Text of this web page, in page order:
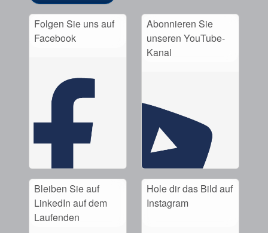
Folgen Sie uns auf
Facebook
Abonnieren Sie
unseren YouTube-
Kanal
Bleiben Sie auf
LinkedIn auf dem
Laufenden
Hole dir das Bild auf
Instagram